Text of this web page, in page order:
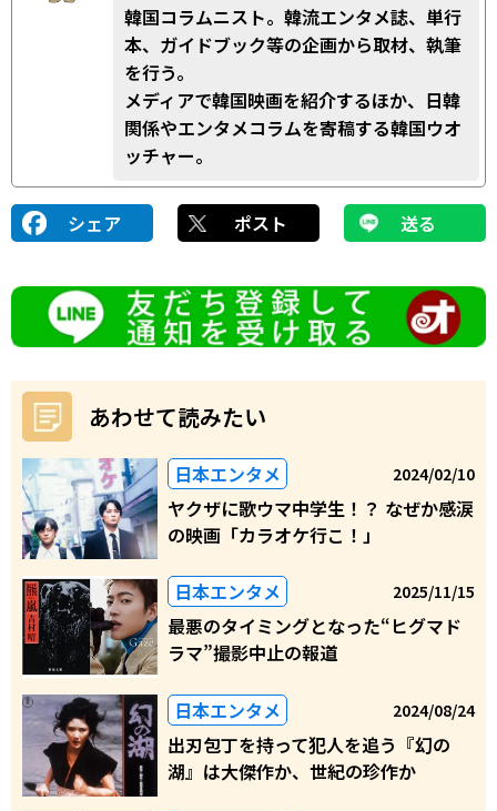
韓国コラムニスト。韓流エンタメ誌、単行
本、ガイドブック等の企画から取材、執筆
を行う。
メディアで韓国映画を紹介するほか、日韓
関係やエンタメコラムを寄稿する韓国ウオ
ッチャー。
シェア ポスト 送る
あわせて読みたい
日本エンタメ 2024/02/10
ヤクザに歌ウマ中学生！？ なぜか感涙
の映画「カラオケ行こ！」
日本エンタメ 2025/11/15
最悪のタイミングとなった“ヒグマド
ラマ”撮影中止の報道
日本エンタメ 2024/08/24
出刃包丁を持って犯人を追う『幻の
湖』は大傑作か、世紀の珍作か